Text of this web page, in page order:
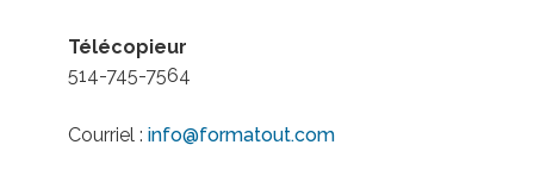
Télécopieur
514-745-7564
Courriel :info@formatout.com